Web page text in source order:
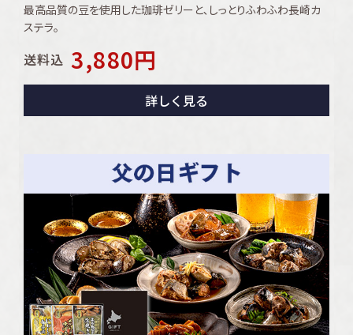
最高品質の豆を使用した珈琲ゼリーと､しっとりふわふわ長崎カ
ステラ｡
送料込 3,880円
詳しく見る